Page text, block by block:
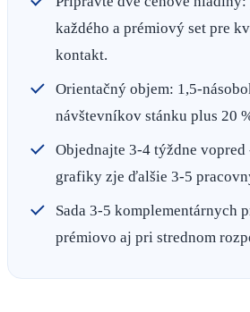
každého a prémiový set pre
kontakt.
Orientačný objem: 1,5-
návštevníkov stánku plus 20
Objednajte 3-4 týždne
grafiky zje ďalšie 3-5
Sada 3-5 komplementárnych
prémiovo aj pri strednom